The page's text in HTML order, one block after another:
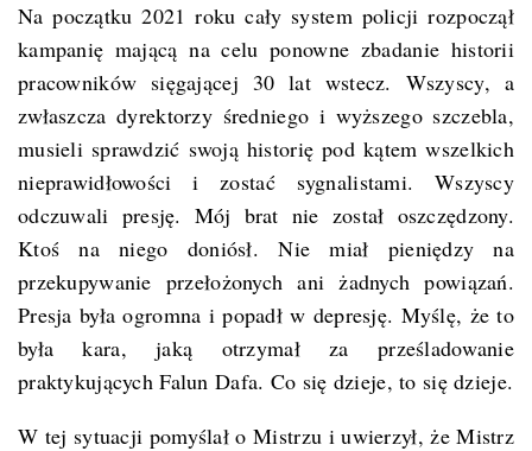
Na początku 2021 roku cały system policji rozpoczął
kampanię mającą na celu ponowne zbadanie historii
pracowników sięgającej 30 lat wstecz. Wszyscy, a
zwłaszcza dyrektorzy średniego i wyższego szczebla,
musieli sprawdzić swoją historię pod kątem wszelkich
nieprawidłowości i zostać sygnalistami. Wszyscy
odczuwali presję. Mój brat nie został oszczędzony.
Ktoś na niego doniósł. Nie miał pieniędzy na
przekupywanie przełożonych ani żadnych powiązań.
Presja była ogromna i popadł w depresję. Myślę, że to
była kara, jaką otrzymał za prześladowanie
praktykujących Falun Dafa. Co się dzieje, to się dzieje.
W tej sytuacji pomyślał o Mistrzu i uwierzył, że Mistrz